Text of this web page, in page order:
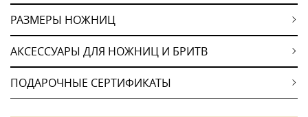
РАЗМЕРЫ НОЖНИЦ
АКСЕССУАРЫ ДЛЯ НОЖНИЦ И БРИТВ
ПОДАРОЧНЫЕ СЕРТИФИКАТЫ